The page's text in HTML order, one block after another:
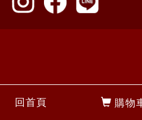
回首頁 購物